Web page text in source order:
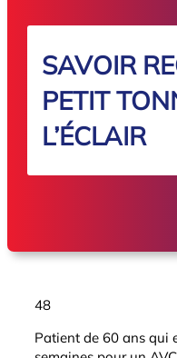
SAVOIR
PETIT
L’ÉCLAIR
48
Patient de 60 ans qui